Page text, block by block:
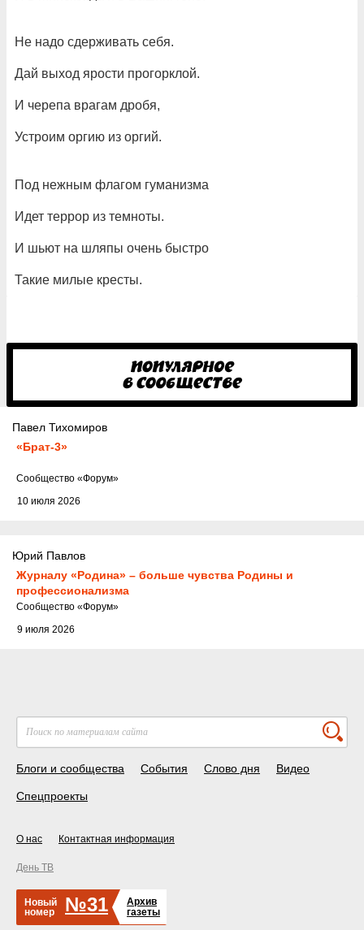
Не надо сдерживать себя.
Дай выход ярости прогорклой.
И черепа врагам дробя,
Устроим оргию из оргий.
Под нежным флагом гуманизма
Идет террор из темноты.
И шьют на шляпы очень быстро
Такие милые кресты.
Павел Тихомиров
«Брат-3»
10 июля 2026
Cообщество «Форум»
Юрий Павлов
Журналу «Родина» – больше чувства Родины и
профессионализма
9 июля 2026
Cообщество «Форум»
Блоги и сообщества События Слово дня Видео
Спецпроекты
О нас Контактная информация
День ТВ
Новый
номер
№31
Архив
газеты